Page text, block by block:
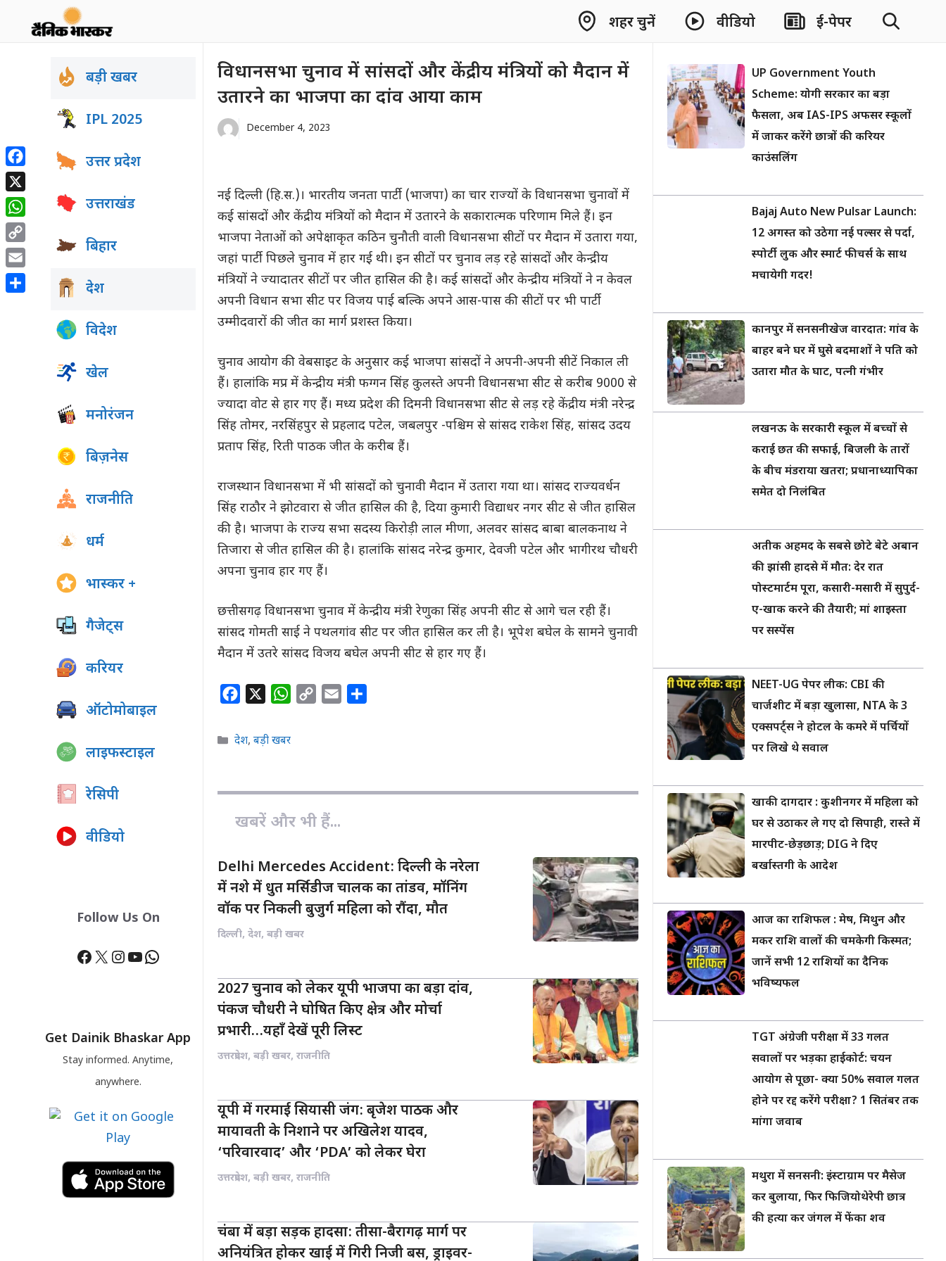
शहर चुनें वीडियो ई-पेपर
विधानसभा चुनाव में सांसदों और केंद्रीय मंत्रियों को मैदान में
उतारने का भाजपा का दांव आया काम
December 4, 2023
नई दिल्ली (हि.स.)। भारतीय जनता पार्टी (भाजपा) का चार राज्यों के विधानसभा चुनावों में
कई सांसदों और केंद्रीय मंत्रियों को मैदान में उतारने के सकारात्मक परिणाम मिले हैं। इन
भाजपा नेताओं को अपेक्षाकृत कठिन चुनौती वाली विधानसभा सीटों पर मैदान में उतारा गया,
जहां पार्टी पिछले चुनाव में हार गई थी। इन सीटों पर चुनाव लड़ रहे सांसदों और केन्द्रीय
मंत्रियों ने ज्यादातर सीटों पर जीत हासिल की है। कई सांसदों और केन्द्रीय मंत्रियों ने न केवल
अपनी विधान सभा सीट पर विजय पाई बल्कि अपने आस-पास की सीटों पर भी पार्टी
उम्मीदवारों की जीत का मार्ग प्रशस्त किया।
चुनाव आयोग की वेबसाइट के अनुसार कई भाजपा सांसदों ने अपनी-अपनी सीटें निकाल ली
हैं। हालांकि मप्र में केन्द्रीय मंत्री फग्गन सिंह कुलस्ते अपनी विधानसभा सीट से करीब 9000 से
ज्यादा वोट से हार गए हैं। मध्य प्रदेश की दिमनी विधानसभा सीट से लड़ रहे केंद्रीय मंत्री नरेन्द्र
सिंह तोमर, नरसिंहपुर से प्रहलाद पटेल, जबलपुर -पश्चिम से सांसद राकेश सिंह, सांसद उदय
प्रताप सिंह, रिती पाठक जीत के करीब हैं।
राजस्थान विधानसभा में भी सांसदों को चुनावी मैदान में उतारा गया था। सांसद राज्यवर्धन
सिंह राठौर ने झोटवारा से जीत हासिल की है, दिया कुमारी विद्याधर नगर सीट से जीत हासिल
की है। भाजपा के राज्य सभा सदस्य किरोड़ी लाल मीणा, अलवर सांसद बाबा बालकनाथ ने
तिजारा से जीत हासिल की है। हालांकि सांसद नरेन्द्र कुमार, देवजी पटेल और भागीरथ चौधरी
अपना चुनाव हार गए हैं।
छत्तीसगढ़ विधानसभा चुनाव में केन्द्रीय मंत्री रेणुका सिंह अपनी सीट से आगे चल रही हैं।
सांसद गोमती साई ने पथलगांव सीट पर जीत हासिल कर ली है। भूपेश बघेल के सामने चुनावी
मैदान में उतरे सांसद विजय बघेल अपनी सीट से हार गए हैं।
o
k
W
A
p
i
Categories
देश,बड़ी खबर
खबरें और भी हैं...
Delhi Mercedes Accident: दिल्ली के नरेला
में नशे में धुत मर्सिडीज चालक का तांडव, मॉनिंग
वॉक पर निकली बुजुर्ग महिला को रौंदा, मौत
दिल्ली, देश, बड़ी खबर
2027 चुनाव को लेकर यूपी भाजपा का बड़ा दांव,
पंकज चौधरी ने घोषित किए क्षेत्र और मोर्चा
प्रभारी…यहाँ देखें पूरी लिस्ट
उत्तरप्रदेश, बड़ी खबर, राजनीति
यूपी में गरमाई सियासी जंग: बृजेश पाठक और
मायावती के निशाने पर अखिलेश यादव,
‘परिवारवाद’ और ‘PDA’ को लेकर घेरा
उत्तरप्रदेश, बड़ी खबर, राजनीति
चंबा में बड़ा सड़क हादसा: तीसा-बैरागढ़ मार्ग पर
अनियंत्रित होकर खाई में गिरी निजी बस, ड्राइवर-
बड़ी खबर
IPL 2025
उत्तर प्रदेश
उत्तराखंड
बिहार
देश
विदेश
खेल
मनोरंजन
बिज़नेस
राजनीति
धर्म
भास्कर +
गैजेट्स
करियर
ऑटोमोबाइल
लाइफस्टाइल
रेसिपी
वीडियो
Follow Us On
Facebook
X Instagram
YouTube
WhatsApp
Get Dainik Bhaskar App
Stay informed. Anytime,
anywhere.
UP Government Youth
Scheme: योगी सरकार का बड़ा
फैसला, अब IAS-IPS अफसर स्कूलों
में जाकर करेंगे छात्रों की करियर
काउंसलिंग
Bajaj Auto New Pulsar Launch:
12 अगस्त को उठेगा नई पल्सर से पर्दा,
स्पोर्टी लुक और स्मार्ट फीचर्स के साथ
मचायेगी गदर!
कानपुर में सनसनीखेज वारदात: गांव के
बाहर बने घर में घुसे बदमाशों ने पति को
उतारा मौत के घाट, पत्नी गंभीर
लखनऊ के सरकारी स्कूल में बच्चों से
कराई छत की सफाई, बिजली के तारों
के बीच मंडराया खतरा; प्रधानाध्यापिका
समेत दो निलंबित
अतीक अहमद के सबसे छोटे बेटे अबान
की झांसी हादसे में मौत: देर रात
पोस्टमार्टम पूरा, कसारी-मसारी में सुपुर्द-
ए-खाक करने की तैयारी; मां शाइस्ता
पर सस्पेंस
NEET-UG पेपर लीक: CBI की
चार्जशीट में बड़ा खुलासा, NTA के 3
एक्सपर्ट्स ने होटल के कमरे में पर्चियों
पर लिखे थे सवाल
खाकी दागदार : कुशीनगर में महिला को
घर से उठाकर ले गए दो सिपाही, रास्ते में
मारपीट-छेड़छाड़; DIG ने दिए
बर्खास्तगी के आदेश
आज का राशिफल : मेष, मिथुन और
मकर राशि वालों की चमकेगी किस्मत;
जानें सभी 12 राशियों का दैनिक
भविष्यफल
TGT अंग्रेजी परीक्षा में 33 गलत
सवालों पर भड़का हाईकोर्ट: चयन
आयोग से पूछा- क्या 50% सवाल गलत
होने पर रद्द करेंगे परीक्षा? 1 सितंबर तक
मांगा जवाब
मथुरा में सनसनी: इंस्टाग्राम पर मैसेज
कर बुलाया, फिर फिजियोथेरेपी छात्र
की हत्या कर जंगल में फेंका शव
Facebook
X
WhatsApp
Copy
Link
Email